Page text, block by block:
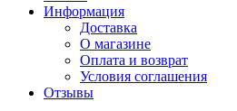
Информация
Доставка
О магазине
Оплата и возврат
Условия соглашения
Отзывы